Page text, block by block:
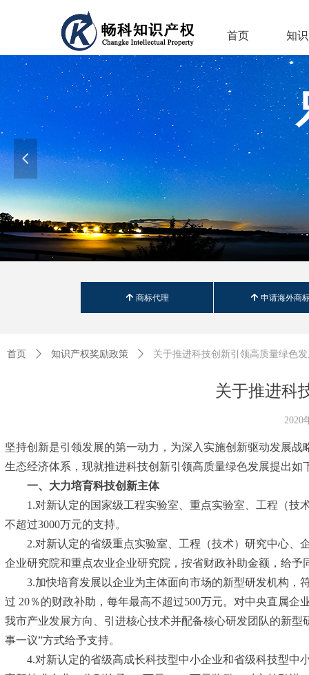
首页 知
넳
녕 商标代理 녕 申请海外商
关于推进科
首页 ꄲ 知识产权奖励政策 ꄲ 关于推进科技创新引领高质量绿色
坚持创新是引领发展的第一动力，为深入实施创新驱动发展战
生态经济体系，现就推进科技创新引领高质量绿色发展提出如
一、大力培育科技创新主体
1.对新认定的国家级工程实验室、重点实验室、工程（技
不超过3000万元的支持。
2.对新认定的省级重点实验室、工程（技术）研究中心、
企业研究院和重点农业企业研究院，按省财政补助金额，给
3.加快培育发展以企业为主体面向市场的新型研发机构，
过 20％的财政补助，每年最高不超过500万元。对中央直属
我市产业发展方向、引进核心技术并配备核心研发团队的新
事一议”方式给予支持。
4.对新认定的省级高成长科技型中小企业和省级科技型中
2020